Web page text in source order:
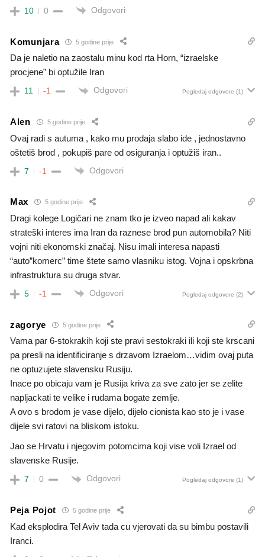
10 0 Odgovori
Komunjara 5 godine prije
Da je naletio na zaostalu minu kod rta Horn, “izraelske
procjene” bi optužile Iran
11 -1 Odgovori Pogledaj odgovore (1)
Alen 5 godine prije
Ovaj radi s autuma , kako mu prodaja slabo ide , jednostavno
oštetiš brod , pokupiš pare od osiguranja i optužiš iran..
7 -1 Odgovori
Max 5 godine prije
Dragi kolege Logičari ne znam tko je izveo napad ali kakav
strateški interes ima Iran da raznese brod pun automobila? Niti
vojni niti ekonomski značaj. Nisu imali interesa napasti
“auto”komerc” time štete samo vlasniku istog. Vojna i opskrbna
infrastruktura su druga stvar.
5 -1 Odgovori Pogledaj odgovore (2)
zagorye 5 godine prije
Vama par 6-stokrakih koji ste pravi sestokraki ili koji ste krscani
pa presli na identificiranje s drzavom Izraelom…vidim ovaj puta
ne optuzujete slavensku Rusiju.
Inace po obicaju vam je Rusija kriva za sve zato jer se zelite
napljackati te velike i rudama bogate zemlje.
A ovo s brodom je vase dijelo, dijelo cionista kao sto je i vase
dijele svi ratovi na bliskom istoku.
Jao se Hrvatu i njegovim potomcima koji vise voli Izrael od
slavenske Rusije.
7 0 Odgovori Pogledaj odgovore (1)
Peja Pojot 5 godine prije
Kad eksplodira Tel Aviv tada cu vjerovati da su bimbu postavili
Iranci.